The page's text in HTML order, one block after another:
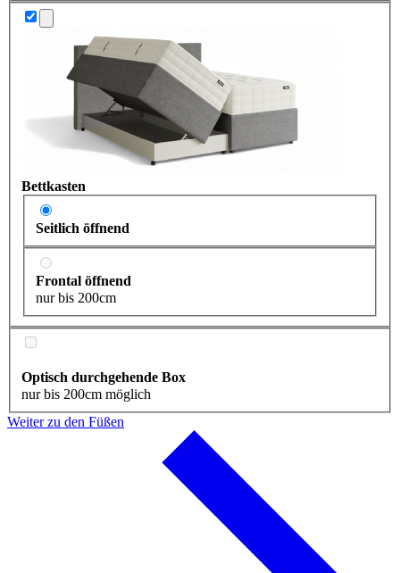
Bettkasten
Seitlich öffnend
Frontal öffnend
nur bis 200cm
Optisch durchgehende Box
nur bis 200cm möglich
Weiter zu den Füßen